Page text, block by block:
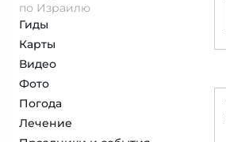
по Израилю
Гиды
Карты
Видео
Фото
Погода
Лечение